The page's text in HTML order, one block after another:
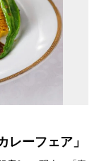
レーフェア」